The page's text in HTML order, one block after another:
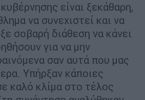
είναι ξεκάθαρη,
να συνεχιστεί και να
σοβαρή διάθεση να κάνει
για να μην
σαν αυτά που μας
Υπήρξαν κάποιες
καλό κλίμα στο τέλος